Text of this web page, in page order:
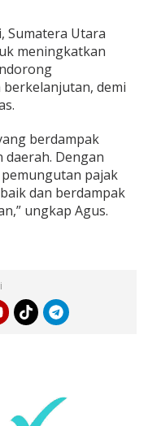
Sumatera Utara
meningkatkan
demi
berdampak
Dengan
pajak
dan berdampak
ungkap Agus.